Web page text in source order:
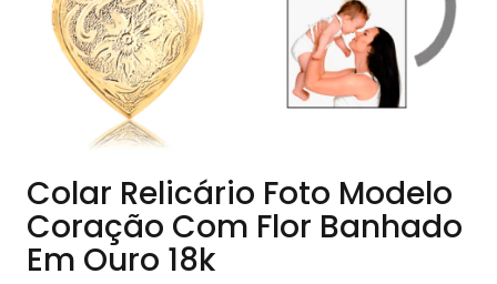
Colar Relicário Foto Modelo
Coração Com Flor Banhado
Em Ouro 18k